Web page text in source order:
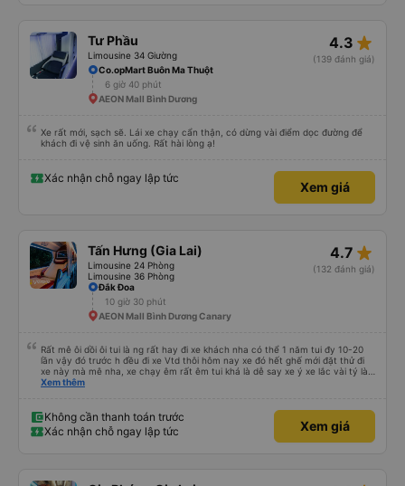
Tư Phầu
Limousine 34 Giường
4.3 star_rate
(139 đánh giá)
Co.opMart Buôn Ma Thuột
6 giờ 40 phút
AEON Mall Bình Dương
Xe rất mới, sạch sẽ. Lái xe chạy cẩn thận, có dừng vài điểm dọc đường để
khách đi vệ sinh ăn uống. Rất hài lòng ạ!
Xác nhận chỗ ngay lập tức
Xem giá
Tấn Hưng (Gia Lai)
Limousine 24 Phòng
Limousine 36 Phòng
4.7 star_rate
(132 đánh giá)
Đắk Đoa
10 giờ 30 phút
AEON Mall Bình Dương Canary
Rất mê ôi dồi ôi tui là ng rất hay đi xe khách nha có thể 1 năm tui đy 10-20
lần vậy đó trước h đều đi xe Vtd thôi hôm nay xe đó hết ghế mới đặt thử đi
xe này mà mê nha, xe chạy êm rất êm tui khá là dễ say xe ý xe lắc vài tý là
tui say liền à mà đi xe này tui ngồi các kiểu thậm chí gần nữa đoạn đg tui
má ko hôi ko ngứa đắp yên tâm lắm tr có mấy xe chăn mỏng điều hòa lạnh
đắp vào 1 lúc vừa hôi vừa ngứa hổng dám đắp, mấy trạm dừng chân đi WC
có nước nha, huhu nhiều chỗ tui đi mấy xe khác ko có nc thậm chí giấy cũng
say nhưng giường bé, vé ăn nhích hơn so vs những xe khác, phục vụ vé ko
Xem thêm
Không cần thanh toán trước
Xác nhận chỗ ngay lập tức
Xem giá